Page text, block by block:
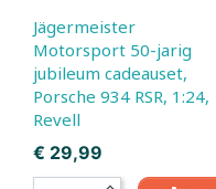
Jägermeister
Motorsport 50-jarig
jubileum cadeauset,
Porsche 934 RSR, 1:24,
Revell
Prijs
€ 29,99